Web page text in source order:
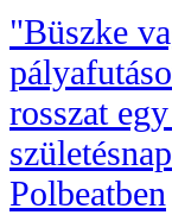
"Büszke
rosszat
Polbeatben